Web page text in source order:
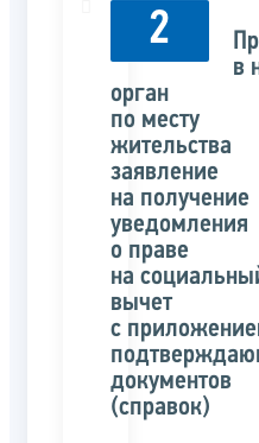
2
в
орган
по месту
жительства
заявление
на получение
уведомления
о праве
на
вычет
с
документов
(справок)